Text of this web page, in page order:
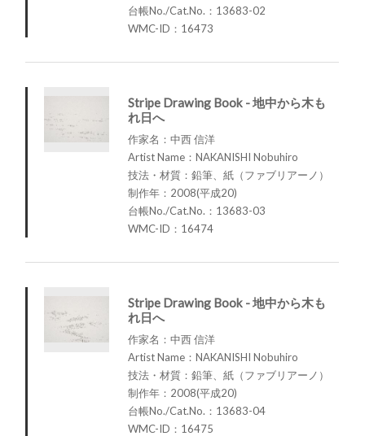
台帳No./Cat.No.：13683-02
WMC-ID：16473
Stripe Drawing Book - 地中から木も
れ日へ
作家名：中西 信洋
Artist Name：NAKANISHI Nobuhiro
技法・材質：鉛筆、紙（ファブリアーノ）
制作年：2008(平成20)
台帳No./Cat.No.：13683-03
WMC-ID：16474
Stripe Drawing Book - 地中から木も
れ日へ
作家名：中西 信洋
Artist Name：NAKANISHI Nobuhiro
技法・材質：鉛筆、紙（ファブリアーノ）
制作年：2008(平成20)
台帳No./Cat.No.：13683-04
WMC-ID：16475